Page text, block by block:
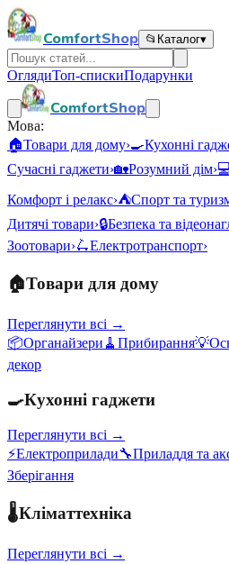
ComfortShop 📂 Каталог▾
ОглядиТоп-спискиПодарунки
ComfortShop
Мова:
🏠Товари для дому›🍳Кухонні
Сучасні гаджети›🏡Розумний дім›💻
Комфорт і релакс›⛺Спорт та
Дитячі товари›🔒Безпека та
Зоотовари›🛴Електротранспорт›
🏠Товари для дому
Переглянути всі →
📦Органайзери 🧹 Прибирання💡
декор
🍳Кухонні гаджети
Переглянути всі →
⚡Електроприлади🔧Приладдя та
Зберігання
🌡️Кліматтехніка
Переглянути всі →